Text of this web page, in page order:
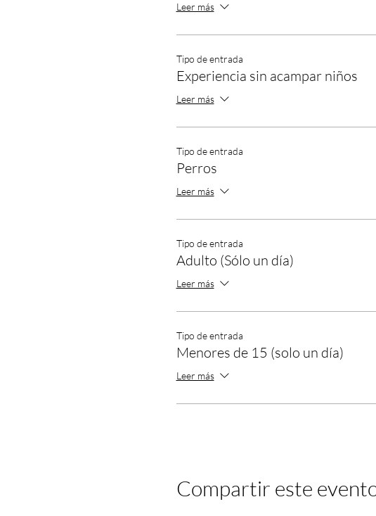
Leer más
Tipo de entrada
Experiencia sin acampar niños
Leer más
Tipo de entrada
Perros
Leer más
Tipo de entrada
Adulto (Sólo un día)
Leer más
Tipo de entrada
Menores de 15 (solo un día)
Leer más
Compartir este